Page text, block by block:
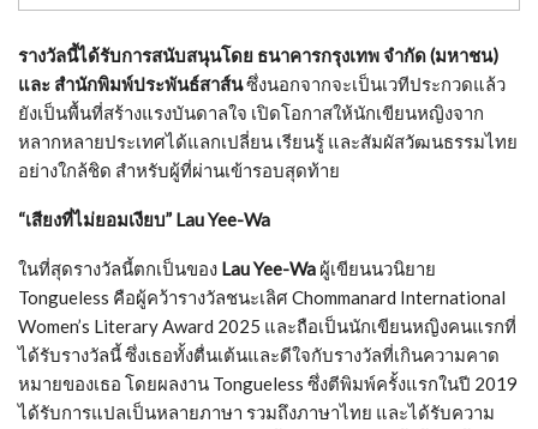
รางวัลนี้ได้รับการสนับสนุนโดย ธนาคารกรุงเทพ จำกัด (มหาชน)
และ สำนักพิมพ์ประพันธ์สาส์นซึ่งนอกจากจะเป็นเวทีประกวดแล้ว
ยังเป็นพื้นที่สร้างแรงบันดาลใจ เปิดโอกาสให้นักเขียนหญิงจาก
หลากหลายประเทศได้แลกเปลี่ยน เรียนรู้ และสัมผัสวัฒนธรรมไทย
อย่างใกล้ชิด สำหรับผู้ที่ผ่านเข้ารอบสุดท้าย
“เสียงที่ไม่ยอมเงียบ” Lau Yee-Wa
ในที่สุดรางวัลนี้ตกเป็นของ Lau Yee-Wa ผู้เขียนนวนิยาย
Tongueless คือผู้คว้ารางวัลชนะเลิศ Chommanard International
Women’s Literary Award 2025 และถือเป็นนักเขียนหญิงคนแรกที่
ได้รับรางวัลนี้ ซึ่งเธอทั้งตื่นเต้นและดีใจกับรางวัลที่เกินความคาด
หมายของเธอ โดยผลงาน Tongueless ซึ่งตีพิมพ์ครั้งแรกในปี 2019
ได้รับการแปลเป็นหลายภาษา รวมถึงภาษาไทย และได้รับความ